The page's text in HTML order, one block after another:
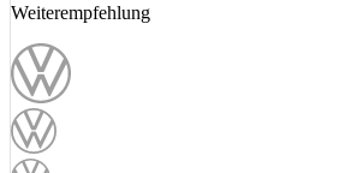
Weiterempfehlung